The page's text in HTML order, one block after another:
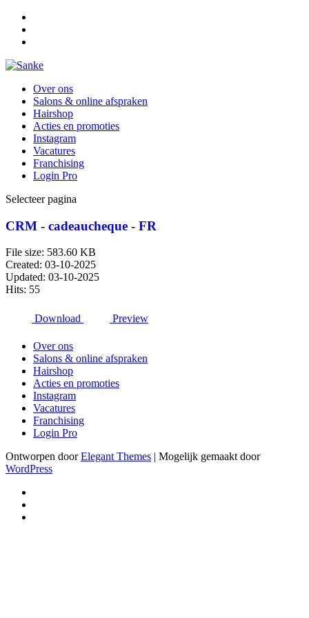
Over ons
Salons & online afspraken
Hairshop
Acties en promoties
Instagram
Vacatures
Franchising
Login Pro
Selecteer pagina
CRM - cadeaucheque - FR
File size: 583.60 KB
Created: 03-10-2025
Updated: 03-10-2025
Hits: 55
Download Preview
Over ons
Salons & online afspraken
Hairshop
Acties en promoties
Instagram
Vacatures
Franchising
Login Pro
Ontworpen doorElegant Themes | Mogelijk gemaakt door
WordPress